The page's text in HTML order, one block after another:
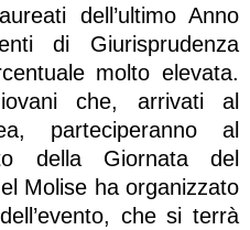
dell’ultimo Anno
di Giurisprudenza
molto elevata.
che, arrivati al
parteciperanno al
della Giornata del
Molise ha organizzato
che si terrà